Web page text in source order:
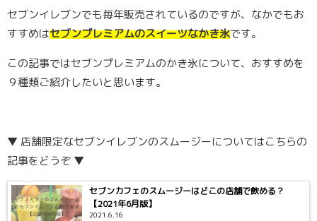
セブンイレブンでも毎年販売されているのですが、なかでもお
すすめはセブンプレミアムのスイーツなかき氷です。
この記事ではセブンプレミアムのかき氷について、おすすめを
９種類ご紹介したいと思います。
▼ 店舗限定なセブンイレブンのスムージーについてはこちらの
記事をどうぞ ▼
セブンカフェのスムージーはどこの店舗で飲める？
【2021年6月版】
2021.6.16